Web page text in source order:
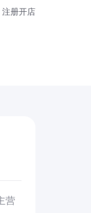
注册开店
营